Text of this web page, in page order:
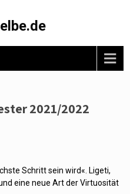
2021/2022
Schritt sein wird«. Ligeti,
eine neue Art der Virtuosität